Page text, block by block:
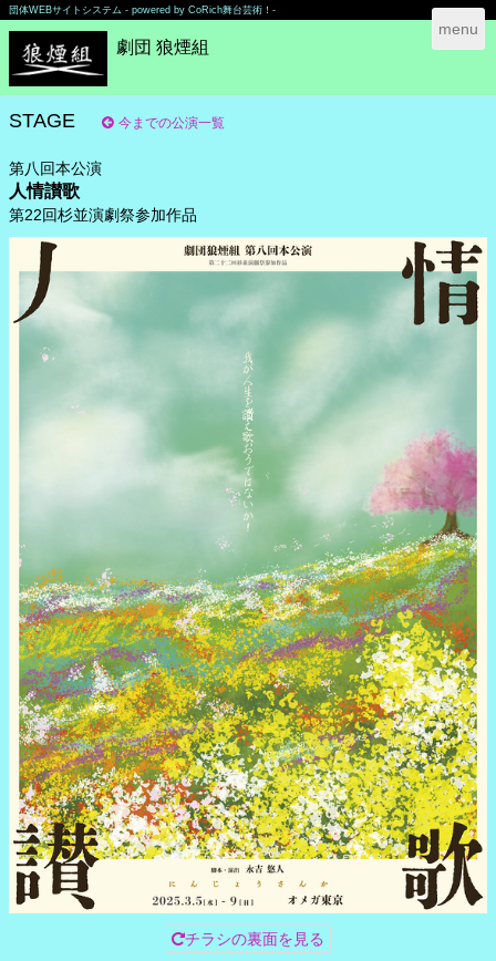
団体WEBサイトシステム - powered by CoRich舞台芸術！-
劇団 狼煙組
T
o
g
g
a
t
i
menu
STAGE 今までの公演一覧
第八回本公演
人情讃歌
第22回杉並演劇祭参加作品
チラシの裏面を見る